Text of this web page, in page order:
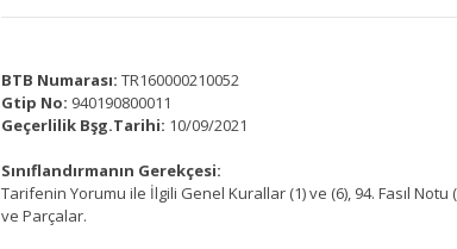
BTB Numarası: TR160000210052
Gtip No: 940190800011
Geçerlilik Bşg.Tarihi: 10/09/2021
Sınıflandırmanın Gerekçesi:
Tarifenin Yorumu ile İlgili Genel Kurallar (1) ve (6), 94. Fasıl
ve Parçalar.